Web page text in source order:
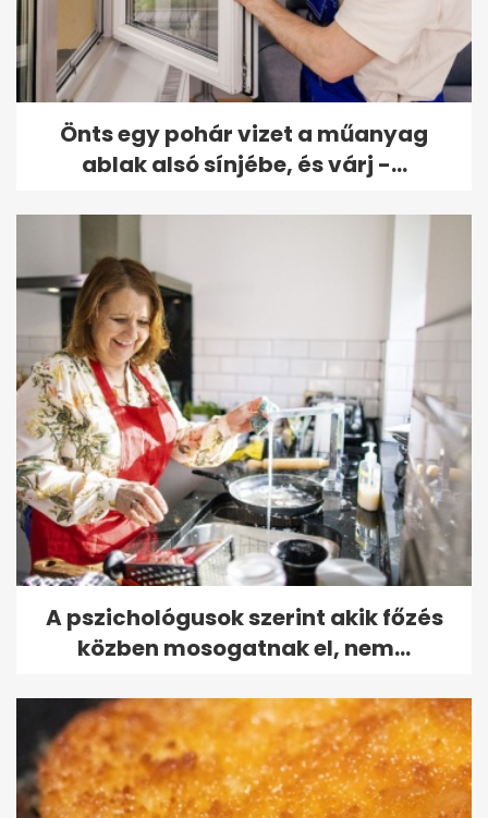
Önts egy pohár vizet a műanyag
ablak alsó sínjébe, és várj -...
A pszichológusok szerint akik főzés
közben mosogatnak el, nem...